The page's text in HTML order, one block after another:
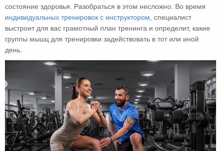
состояние здоровья. Разобраться в этом несложно. Во время
индивидуальных тренировок с инструктором , специалист
выстроит для вас грамотный план тренинга и определит, какие
группы мышц для тренировки задействовать в тот или иной
день.